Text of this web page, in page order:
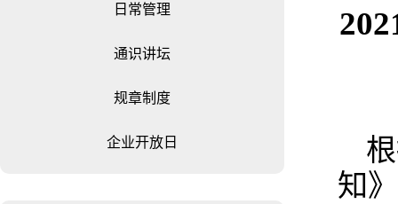
日常管理
通识讲坛
规章制度
企业开放日
知